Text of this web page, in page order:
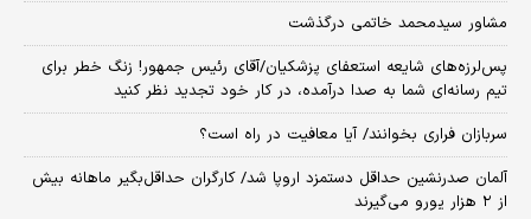
مشاور سیدمحمد خاتمی درگذشت
پس‌لرزه‌های شایعه استعفای پزشکیان/آقای رئیس جمهور! زنگ خطر برای
تیم رسانه‌ای شما به صدا درآمده، در کار خود تجدید نظر کنید
سربازان فراری بخوانند/ آیا معافیت در راه است؟
آلمان صدرنشین حداقل دستمزد اروپا شد/ کارگران حداقل‌بگیر ماهانه بیش
از ۲ هزار یورو می‌گیرند